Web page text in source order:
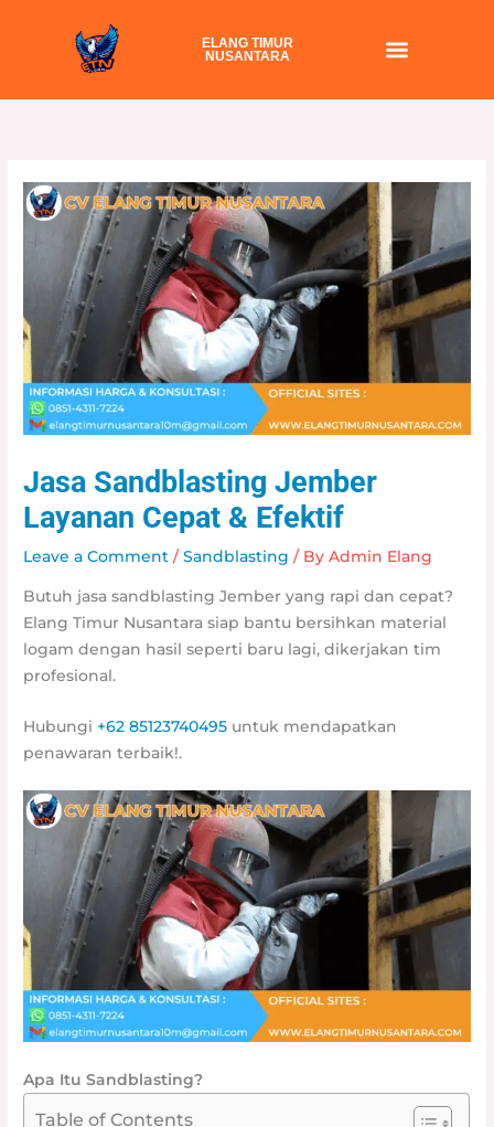
ELANG TIMUR
NUSANTARA
Jasa Sandblasting Jember
Layanan Cepat & Efektif
Leave a Comment /Sandblasting / ByAdmin Elang
Butuh jasa sandblasting Jember yang rapi dan cepat?
Elang Timur Nusantara siap bantu bersihkan material
logam dengan hasil seperti baru lagi, dikerjakan tim
profesional.
Hubungi +62 85123740495 untuk mendapatkan
penawaran terbaik!.
Apa Itu Sandblasting?
Table of Contents